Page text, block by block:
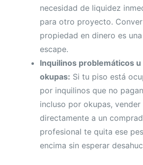
necesidad de liquidez
para otro proyecto.
propiedad en dinero es
escape.
Inquilinos problemáticos u
okupas: Si tu piso está
por inquilinos que no
incluso por okupas, vender
directamente a un
profesional te quita ese
encima sin esperar